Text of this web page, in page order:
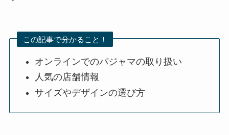
この記事で分かること！
オンラインでのパジャマの取り扱い
人気の店舗情報
サイズやデザインの選び方